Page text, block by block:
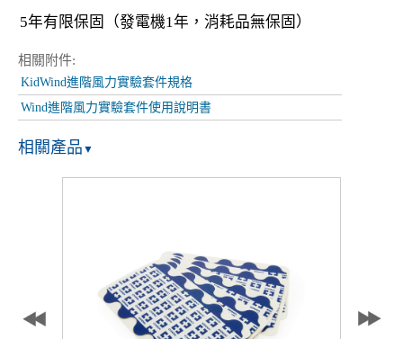
5年有限保固（發電機1年，消耗品無保固）
相關附件:
KidWind進階風力實驗套件規格
Wind進階風力實驗套件使用說明書
相關產品 ▼